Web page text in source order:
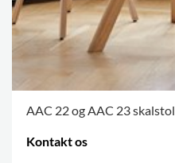
AAC 22 og AAC 23 skalstol
Kontakt os